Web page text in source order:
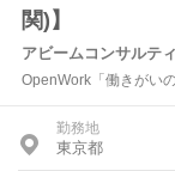
関)】
アビームコンサルテ
OpenWork「働きがい
勤務地
東京都